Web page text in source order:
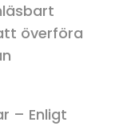
överföra
– Enligt